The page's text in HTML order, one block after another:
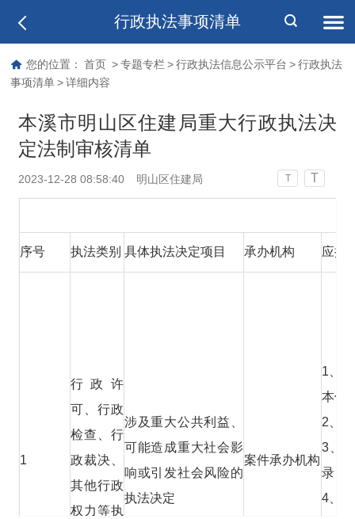
行政执法事项清单
您的位置： 首页 > 专题专栏 > 行政执法信息公示平台 > 行政执法
事项清单 > 详细内容
本溪市明山区住建局重大行政执法决
定法制审核清单
2023-12-28 08:58:40 明山区住建局 T T
序号 执法类别 具体执法决定项目 承办机构 应提
1
行政许
可、行政
检查、行
政裁决、
其他行政
权力等执
涉及重大公共利益、
可能造成重大社会影
响或引发社会风险的
执法决定
案件承办机构
1、
本信
2、
3、
录；
4、